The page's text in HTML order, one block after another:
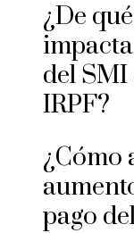
¿De
del SMI
IRPF?
¿Cómo
pago